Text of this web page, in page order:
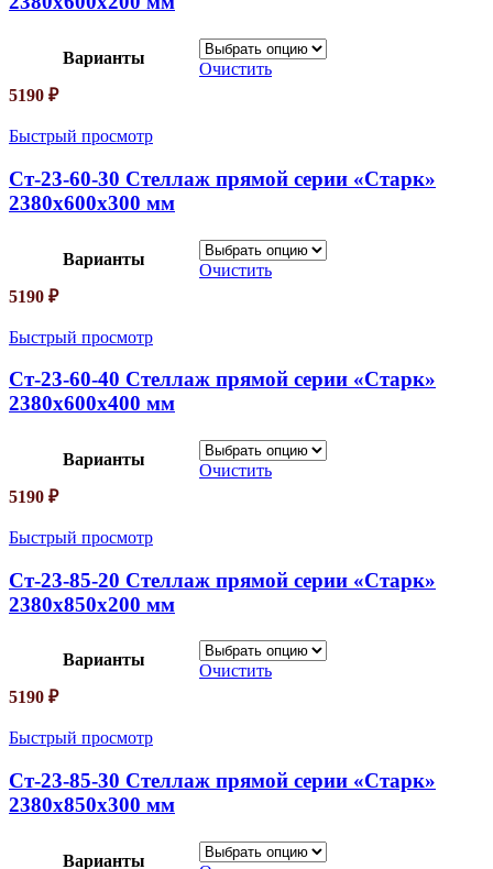
Варианты
Очистить
5190 ₽
Быстрый просмотр
Ст-23-60-30 Стеллаж прямой серии «Старк»
2380х600х300 мм
Варианты
Очистить
5190 ₽
Быстрый просмотр
Ст-23-60-40 Стеллаж прямой серии «Старк»
2380х600х400 мм
Варианты
Очистить
5190 ₽
Быстрый просмотр
Ст-23-85-20 Стеллаж прямой серии «Старк»
2380х850х200 мм
Варианты
Очистить
5190 ₽
Быстрый просмотр
Ст-23-85-30 Стеллаж прямой серии «Старк»
2380х850х300 мм
Варианты